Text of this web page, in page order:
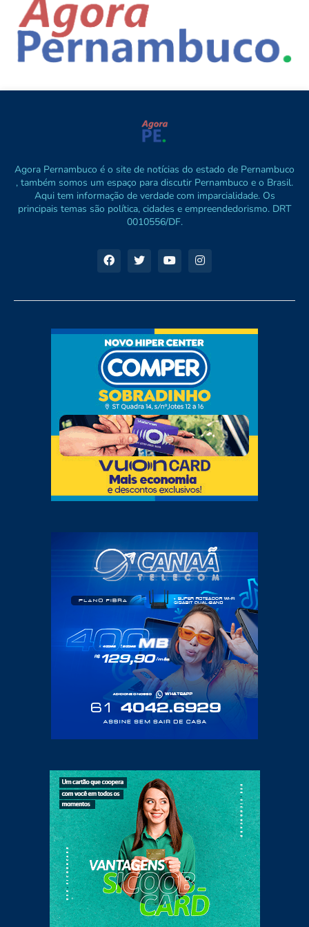
Agora Pernambuco é o site de notícias do estado de Pernambuco
, também somos um espaço para discutir Pernambuco e o Brasil.
Aqui tem informação de verdade com imparcialidade. Os
principais temas são política, cidades e empreendedorismo. DRT
0010556/DF.